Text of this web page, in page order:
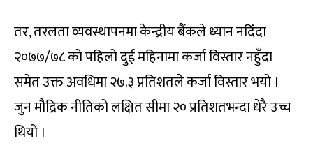
तर, तरलता व्यवस्थापनमा केन्द्रीय बैंकले ध्यान नदिँदा
२०७७/७८ को पहिलो दुई महिनामा कर्जा विस्तार नहुँदा
समेत उक्त अवधिमा २७.३ प्रतिशतले कर्जा विस्तार भयो ।
जुन मौद्रिक नीतिको लक्षित सीमा २० प्रतिशतभन्दा धेरै उच्च
थियो ।